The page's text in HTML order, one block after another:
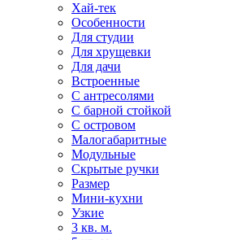
Хай-тек
Особенности
Для студии
Для хрущевки
Для дачи
Встроенные
С антресолями
С барной стойкой
С островом
Малогабаритные
Модульные
Скрытые ручки
Размер
Мини-кухни
Узкие
3 кв. м.